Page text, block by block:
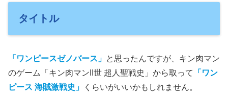
タイトル
「ワンピースゼノバース」 と思ったんですが、キン肉マン
のゲーム「キン肉マンII世 超人聖戦史」から取って
「ワン
ピース 海賊激戦史」
くらいがいいかもしれません。